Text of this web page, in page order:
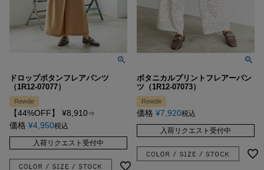
ドロップボタンフレアパンツ
（1R12-07077）
Rewde
【44%OFF】 ¥8,910⇒
価格 ¥4,950税込
入荷リクエスト受付中
ボタニカルプリントフレアーパン
ツ（1R12-07073）
Rewde
価格 ¥7,920税込
入荷リクエスト受付中